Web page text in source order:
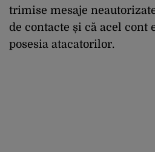
trimise mesaje
de contacte și că acel cont
posesia atacatorilor.